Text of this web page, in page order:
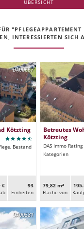
ÜBERSICHT
INTERESSIERTEN SICH
DA00667
Kötzting
Bestand
€
93
Ein­heiten
Betreutes
Kötzting
DAS Immo Rating
Kategorien
79,82 m²
Fläche von
DA00581